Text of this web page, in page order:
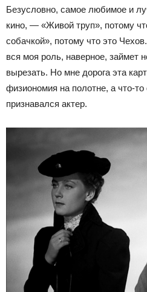
Безусловно, самое любимое и
кино, — «Живой труп», потому
собачкой», потому что это
вся моя роль, наверное, займет
вырезать. Но мне дорога эта
физиономия на полотне, а что-
признавался актер.